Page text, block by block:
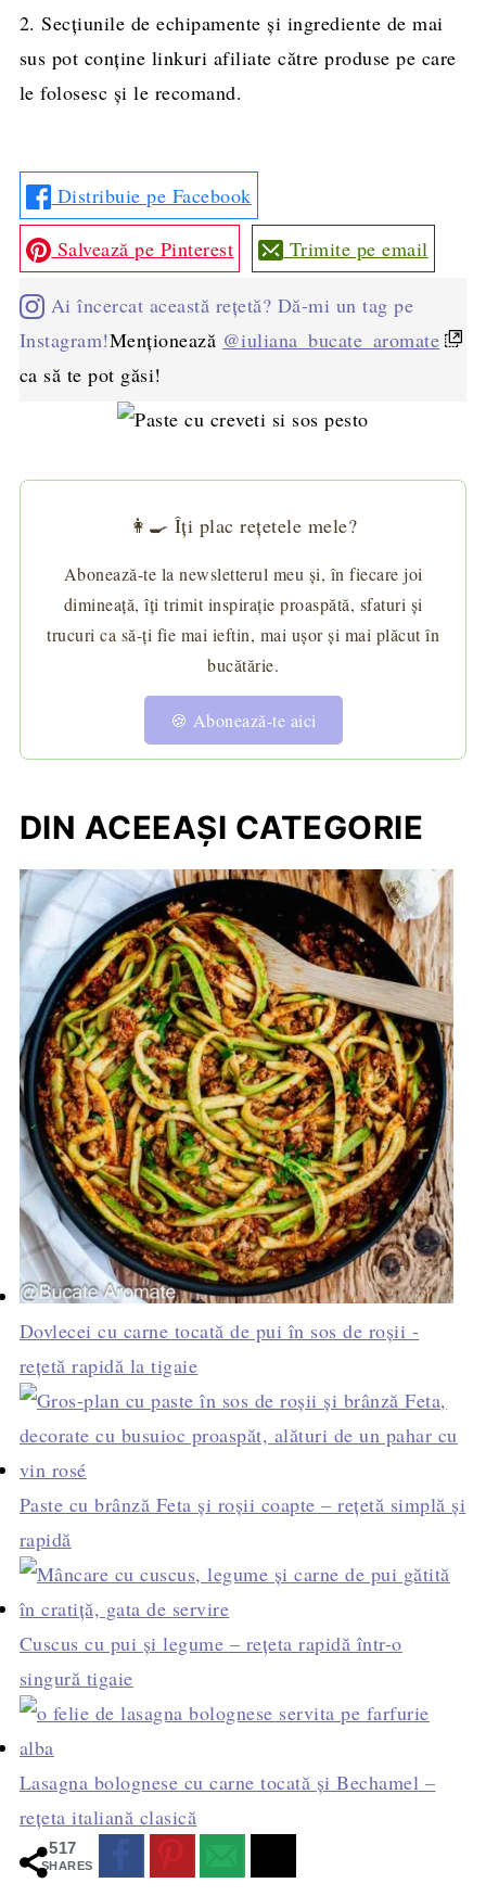
2. Secțiunile de echipamente și ingrediente de mai
sus pot conține linkuri afiliate către produse pe care
le folosesc și le recomand.
Distribuie pe Facebook
Salvează pe Pinterest Trimite pe email
Ai încercat această rețetă? Dă-mi un tag pe
Instagram!Menționează @iuliana_bucate_aromate
ca să te pot găsi!
👩‍🍳 Îți plac rețetele mele?
Abonează-te la newsletterul meu și, în fiecare joi
dimineață, îți trimit inspirație proaspătă, sfaturi și
trucuri ca să-ți fie mai ieftin, mai ușor și mai plăcut în
bucătărie.
🍪 Abonează-te aici
DIN ACEEAȘI CATEGORIE
Dovlecei cu carne tocată de pui în sos de roșii -
rețetă rapidă la tigaie
Paste cu brânză Feta și roșii coapte – rețetă simplă și
rapidă
Cuscus cu pui și legume – rețeta rapidă într-o
singură tigaie
Lasagna bolognese cu carne tocată și Bechamel –
rețeta italiană clasică
517
SHARES